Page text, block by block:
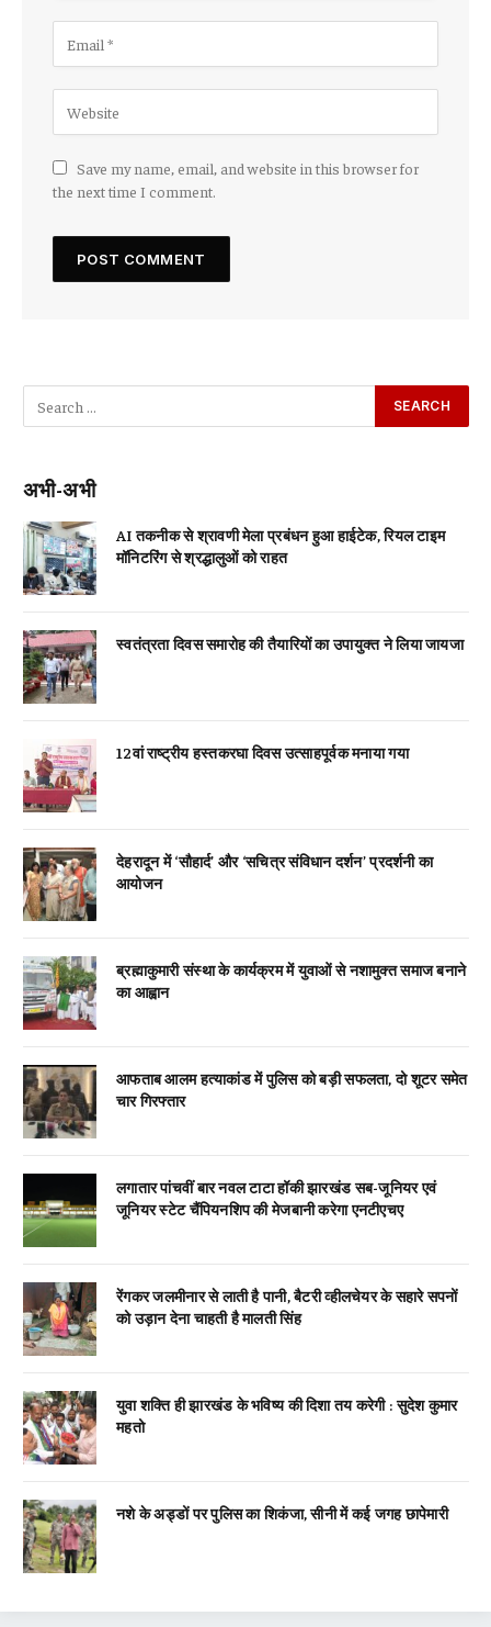
Save my name, email, and website in this browser for
the next time I comment.
अभी-अभी
AI तकनीक से श्रावणी मेला प्रबंधन हुआ हाईटेक, रियल टाइम
मॉनिटरिंग से श्रद्धालुओं को राहत
स्वतंत्रता दिवस समारोह की तैयारियों का उपायुक्त ने लिया जायजा
12वां राष्ट्रीय हस्तकरघा दिवस उत्साहपूर्वक मनाया गया
देहरादून में ‘सौहार्द’ और ‘सचित्र संविधान दर्शन’ प्रदर्शनी का
आयोजन
ब्रह्माकुमारी संस्था के कार्यक्रम में युवाओं से नशामुक्त समाज बनाने
का आह्वान
आफताब आलम हत्याकांड में पुलिस को बड़ी सफलता, दो शूटर समेत
चार गिरफ्तार
लगातार पांचवीं बार नवल टाटा हॉकी झारखंड सब-जूनियर एवं
जूनियर स्टेट चैंपियनशिप की मेजबानी करेगा एनटीएचए
रेंगकर जलमीनार से लाती है पानी, बैटरी व्हीलचेयर के सहारे सपनों
को उड़ान देना चाहती है मालती सिंह
युवा शक्ति ही झारखंड के भविष्य की दिशा तय करेगी : सुदेश कुमार
महतो
नशे के अड्डों पर पुलिस का शिकंजा, सीनी में कई जगह छापेमारी